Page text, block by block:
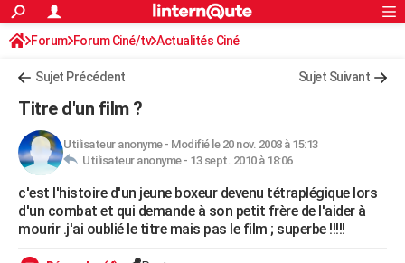
ACTUALITÉS
Politique
Société
Faits Divers
Education
Monde
Villes
+
FINANCE
Retraite
Impôts
Epargne
Immobilier
Risques naturels par ville
Banque
Assurance
Crédit
AUTO
Essais
Réserver un essai
Citadines
Berlines
SUV
Forum auto
+HIGH-TECH
Mobiles
Meilleur smartphone
Internet
Ordinateurs
Jeux vidéo
Guide high-tech
+
S'inscrire
Connexion
Forum Forum Ciné/tv Actualités Ciné
Sujet Précédent Sujet Suivant
Titre d'un film ?
Utilisateur anonyme- Modifié le 20 nov. 2008 à 15:13
Utilisateur anonyme - 13 sept. 2010 à 18:06
c'est l'histoire d'un jeune boxeur devenu tétraplégique lors
d'un combat et qui demande à son petit frère de l'aider à
mourir .j'ai oublié le titre mais pas le film ; superbe !!!!!